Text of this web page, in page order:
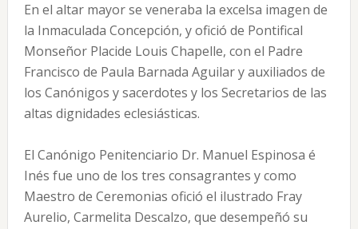
En el altar mayor se veneraba la excelsa imagen de
la Inmaculada Concepción, y ofició de Pontifical
Monseñor Placide Louis Chapelle, con el Padre
Francisco de Paula Barnada Aguilar y auxiliados de
los Canónigos y sacerdotes y los Secretarios de las
altas dignidades eclesiásticas.
El Canónigo Penitenciario Dr. Manuel Espinosa é
Inés fue uno de los tres consagrantes y como
Maestro de Ceremonias ofició el ilustrado Fray
Aurelio, Carmelita Descalzo, que desempeñó su